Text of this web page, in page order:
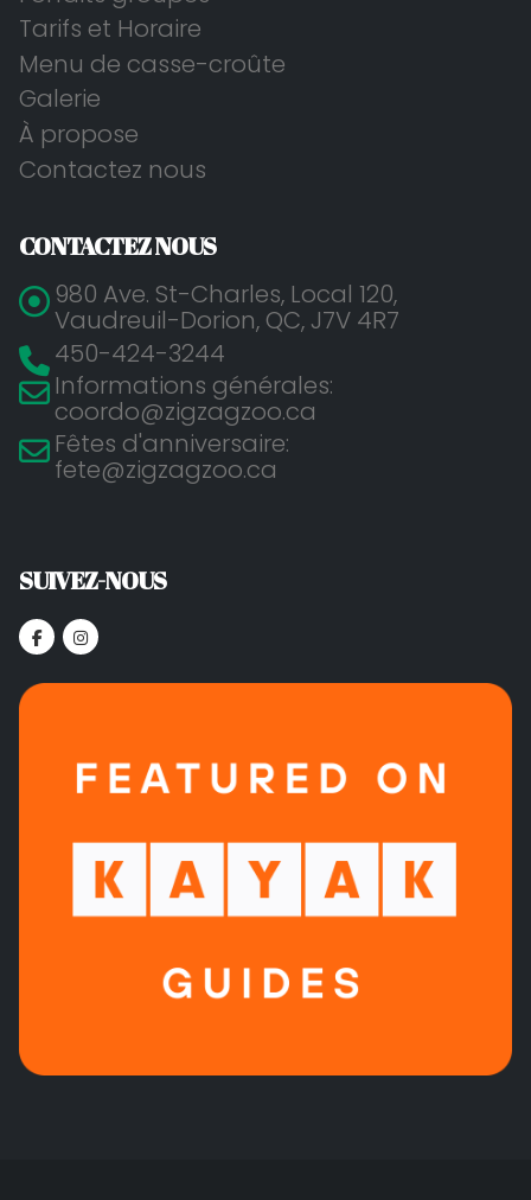
Tarifs et Horaire
Menu de casse-croûte
Galerie
À propose
Contactez nous
CONTACTEZ NOUS
980 Ave. St-Charles, Local 120,
Vaudreuil-Dorion, QC, J7V 4R7
450-424-3244
Informations générales:
coordo@zigzagzoo.ca
Fêtes d'anniversaire:
fete@zigzagzoo.ca
SUIVEZ-NOUS